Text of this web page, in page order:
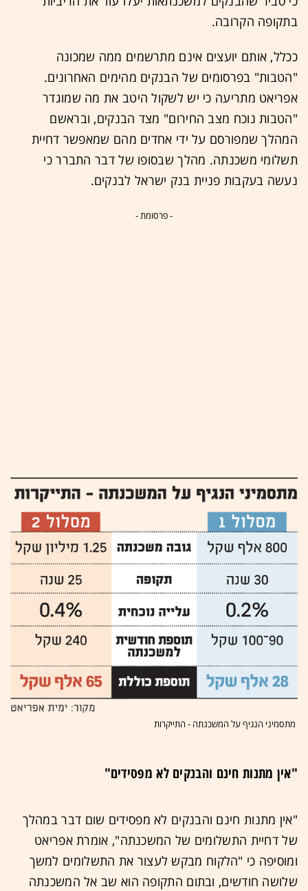
בתקופה הקרובה.
ככלל, אותם יועצים אינם מתרשמים ממה שמכונה
"הטבות" בפרסומים של הבנקים מהימים האחרונים.
אפריאט מתריעה כי יש לשקול היטב את מה שמוגדר
"הטבות נוכח מצב החירום" מצד הבנקים, ובראשם
המהלך שמפורסם על ידי אחדים מהם שמאפשר דחיית
תשלומי משכנתה. מהלך שבסופו של דבר התברר כי
נעשה בעקבות פניית בנק ישראל לבנקים.
- פרסומת -
מתסמיני הנגיף על המשכנתה - התייקרות
"אין מתנות חינם והבנקים לא מפסידים"
"אין מתנות חינם והבנקים לא מפסידים שום דבר במהלך
של דחיית התשלומים של המשכנתה", אומרת אפריאט
ומוסיפה כי "הלקוח מבקש לעצור את התשלומים למשך
שלושה חודשים, ובתום התקופה הוא שב אל המשכנתה